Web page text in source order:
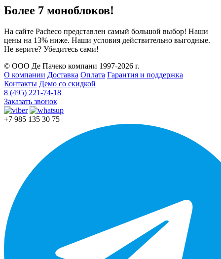
Более 7 моноблоков!
На сайте Pacheco представлен самый большой выбор! Наши
цены на 13% ниже. Наши условия действительно выгодные.
Не верите? Убедитесь сами!
© ООО Де Пачеко компани 1997-2026 г.
О компании Доставка Оплата Гарантия и поддержка
Контакты Демо со скидкой
8 (495) 221-74-18
Заказать звонок
+7 985 135 30 75